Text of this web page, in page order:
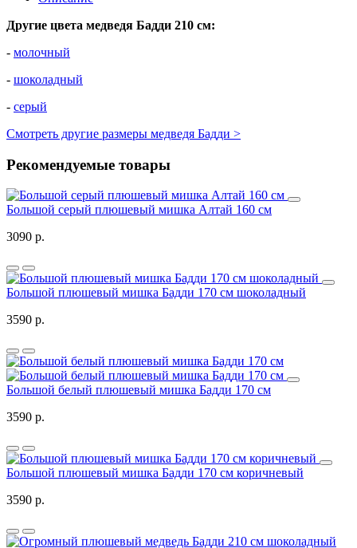
Другие цвета медведя Бадди 210 см:
- молочный
- шоколадный
- серый
Смотреть другие размеры медведя Бадди >
Рекомендуемые товары
Большой серый плюшевый мишка Алтай 160 см
3090 р.
Большой плюшевый мишка Бадди 170 см шоколадный
3590 р.
Большой белый плюшевый мишка Бадди 170 см
3590 р.
Большой плюшевый мишка Бадди 170 см коричневый
3590 р.